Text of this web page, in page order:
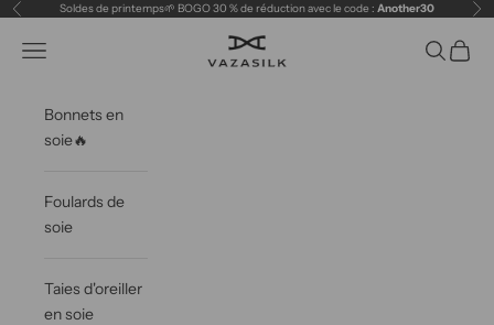
Passer au contenu
PrécédentSoldes de printemps🌱 BOGO 30 % de réduction avec le code : Another30
VAZASILK
Ouvrir la navigation Ouvrir la
Voir
Bonnets en
soie🔥
Foulards de
soie
Taies d'oreiller
en soie